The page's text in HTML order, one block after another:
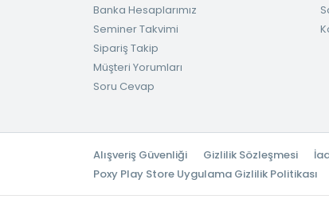
Banka Hesaplarımız
Seminer Takvimi
Sipariş Takip
Müşteri Yorumları
Soru Cevap
Alışveriş Güvenliği Gizlilik Sözleşmesi
Poxy Play Store Uygulama Gizlilik Politikası